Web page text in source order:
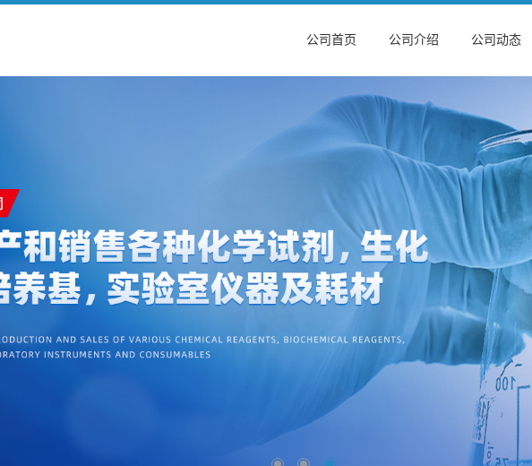
公司首页 公司介绍 公司动态